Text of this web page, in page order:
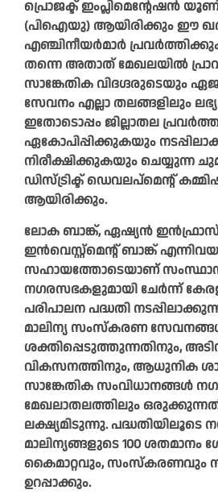
പ്രൊജക്ട് ഇംപ്ലിമെന്റേഷന്‍
(പിഐയു) ആയിരിക്കും ഈ
എഞ്ചിനീയര്‍മാര്‍
തന്നെ അതാത് മേഖലയില്‍
സാങ്കേതിക വിദഗ്ദരുടെയും
സേവനം എല്ലാ തലങ്ങളിലും
ഇതോടൊപ്പം ജില്ലാതല
ഏകോപിപ്പിക്കുകയും
നിരീക്ഷിക്കുകയും ചെയ്യുന്ന
ഡിസ്ട്രിക്ട് ഡെവലപ്‌മെന്റ്
ആയിരിക്കും.
ലോക ബാങ്ക്, ഏഷ്യന്‍
ഇന്‍വെസ്റ്റ്മെന്റ് ബാങ്ക്
സഹായത്തോടെയാണ്
നഗരസഭകളുമായി ചേർന്ന്
പരിപാലന പദ്ധതി
മാലിന്യ സംസ്കരണ
ശക്തിപ്പെടുത്തുന്നതിനും,
വികസനത്തിനും, ആധുനിക
സാങ്കേതിക സംവിധാനങ്ങള്‍
മേഖലാതലത്തിലും
ലക്ഷ്യമിടുന്നു. പദ്ധതിയിലൂടെ
മാലിന്യങ്ങളുടെ 100
കൈമാറ്റവും, സംസ്കരണവും
ഉറപ്പാക്കും.